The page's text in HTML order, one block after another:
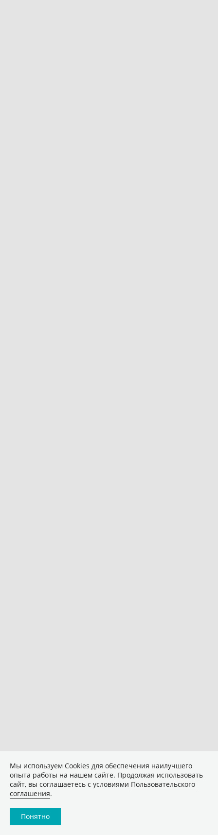
Мы используем Сookies для обеспечения наилучшего
опыта работы на нашем сайте. Продолжая использовать
сайт, вы соглашаетесь с условиями Пользовательского
соглашения.
Понятно